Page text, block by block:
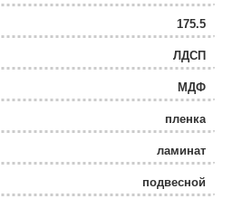
175.5
ЛДСП
МДФ
пленка
ламинат
подвесной